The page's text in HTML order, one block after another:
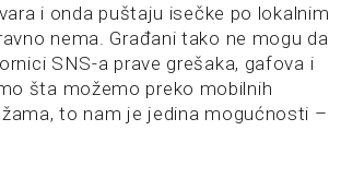
i onda puštaju isečke po lokalnim
nema. Građani tako ne mogu da
SNS-a prave grešaka, gafova i
šta možemo preko mobilnih
to nam je jedina mogućnosti –